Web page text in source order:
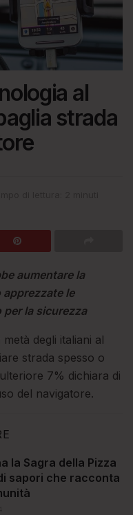
al
strada
aumentare la
le
la sicurezza
degli italiani al
strada spesso o
7% dichiara di
del navigatore.
la Sagra della Pizza
sapori che racconta